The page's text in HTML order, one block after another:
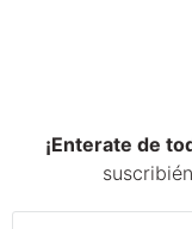
¡Enterate de